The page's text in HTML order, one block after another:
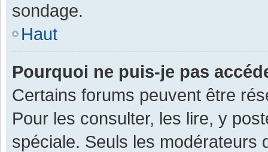
sondage.
Haut
Pourquoi ne puis-je pas
Certains forums peuvent être
Pour les consulter, les lire, y
spéciale. Seuls les modérateurs